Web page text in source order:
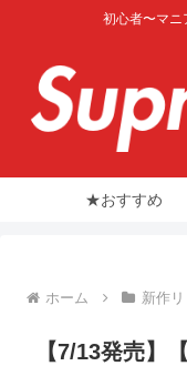
初心者〜マニ
★おすすめ
ホーム 新作
【7/13発売】